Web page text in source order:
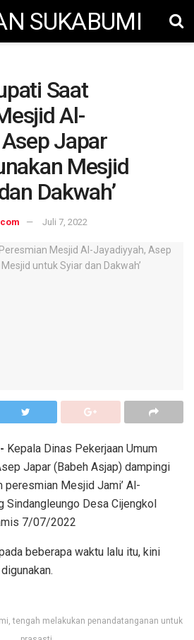
Saat
Al-
Japar
Mesjid
Dakwah’
Juli 7, 2022
Kepala Dinas Pekerjaan Umum
Japar (Babeh Asjap) dampingi
peresmian Mesjid Jami’ Al-
Sindangleungo Desa Cijengkol
7/07/2022
beberapa waktu lalu itu, kini
tengah melakukan penandatanganan untuk